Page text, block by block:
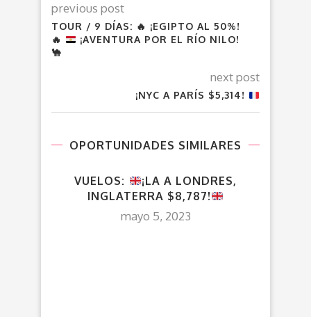
previous post
TOUR / 9 DÍAS: 🔥 ¡EGIPTO AL 50%!
🔥
¡AVENTURA POR EL RÍO NILO!
🐪
next post
¡NYC A PARÍS $5,314!
OPORTUNIDADES SIMILARES
VUELOS:
¡LA A LONDRES,
INGLATERRA $8,787!
mayo 5, 2023